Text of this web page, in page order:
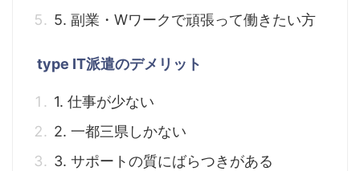
5. 副業・Wワークで頑張って働きたい方
type IT派遣のデメリット
1. 仕事が少ない
2. 一都三県しかない
3. サポートの質にばらつきがある